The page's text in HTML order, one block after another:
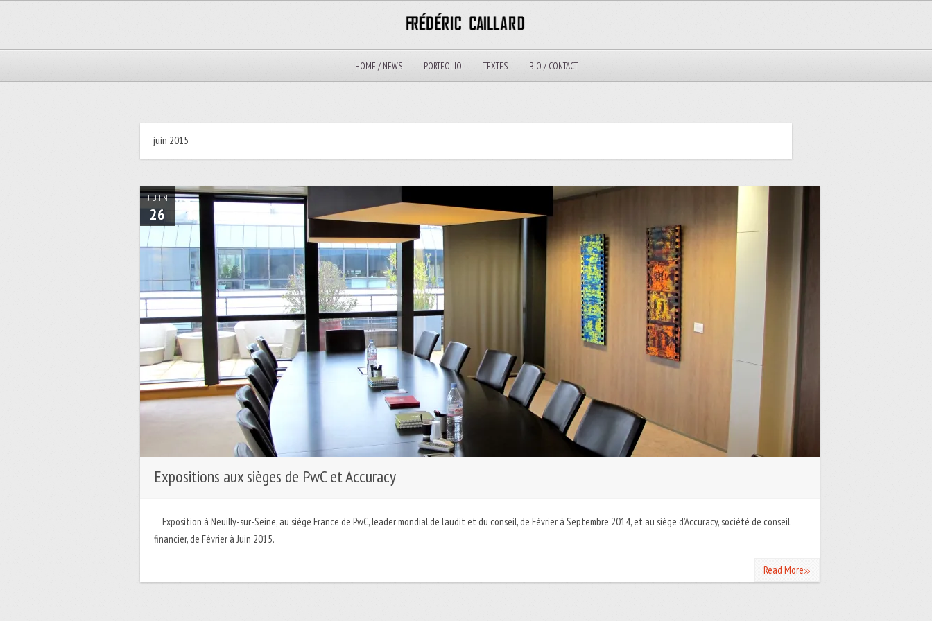
HOME / NEWS PORTFOLIO TEXTES BIO / CONTACT
juin 2015
JUIN
26
Expositions aux sièges de PwC et Accuracy
Exposition à Neuilly-sur-Seine, au siège France de PwC, leader mondial de l’audit et du conseil, de Février à Septembre 2014, et au siège d’Accuracy, société de conseil
financier, de Février à Juin 2015.
Read More»